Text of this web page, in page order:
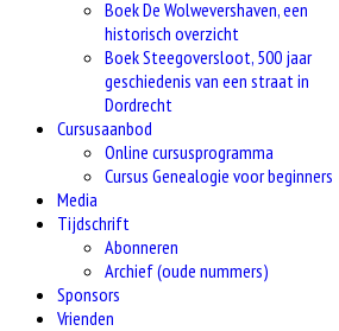
Boek De Wolwevershaven, een
historisch overzicht
Boek Steegoversloot, 500 jaar
geschiedenis van een straat in
Dordrecht
Cursusaanbod
Online cursusprogramma
Cursus Genealogie voor beginners
Media
Tijdschrift
Abonneren
Archief (oude nummers)
Sponsors
Vrienden